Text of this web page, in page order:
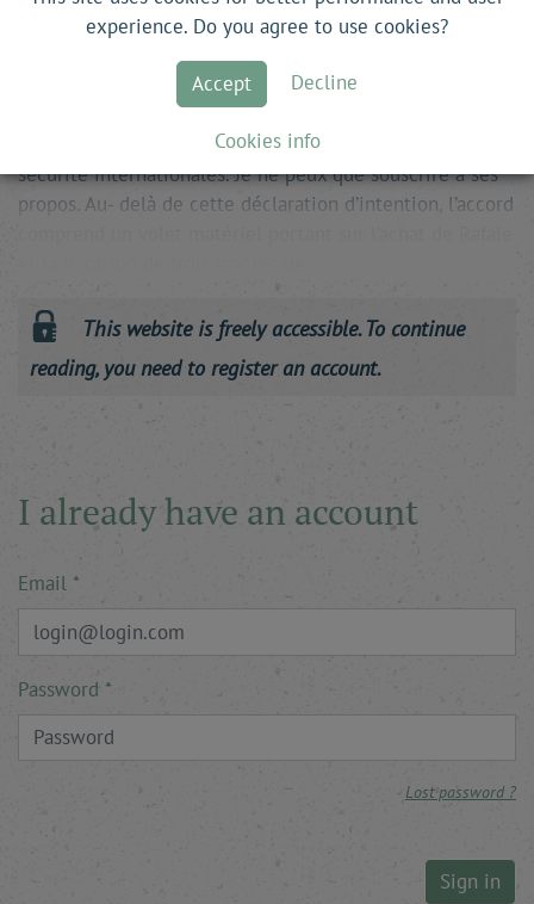
mutuelle en cas d’agression contre l’un ou l’autre des
signataires, avec intervention immédiate. Le président
Macron a déclaré qu’il protégerait la souveraineté,
l’indépendance et l’intégrité de nos deux États et de
l’Europe, et qu’il contribuerait à maintenir la paix et la
sécurité internationales. Je ne peux que souscrire à ses
propos. Au- delà de cette déclaration d’intention, l’accord
This website is freely accessible. To continue
reading, you need to register an account.
I already have an account
Email
Password
Lost password ?
Sign in
experience. Do you agree to use cookies?
Accept Decline
Cookies info